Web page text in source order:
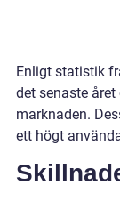
Enligt statistik
det senaste
marknaden.
ett högt